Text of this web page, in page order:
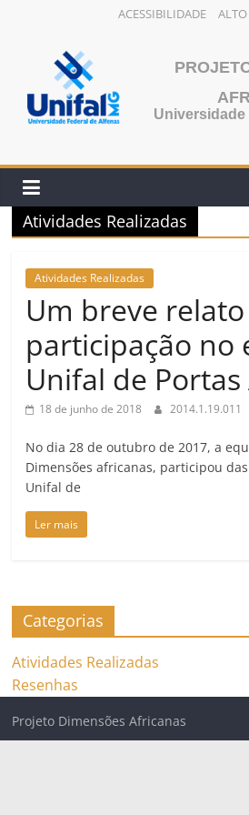
ACESSIBILIDADE
conteúdo
Universidade
Atividades Realizadas
Atividades Realizadas
Um breve
participação no
Unifal de
18 de junho de 2018 2014.1.19.011
No dia 28 de outubro de 2017, a
Dimensões africanas, participou
Unifal de
Ler mais
Categorias
Atividades Realizadas
Resenhas
Projeto Dimensões Africanas